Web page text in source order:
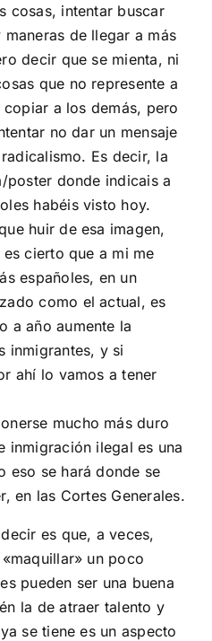
cosas, intentar buscar
de llegar a más
decir que se mienta, ni
que no represente a
copiar a los demás, pero
no dar un mensaje
Es decir, la
poster donde indicais a
habéis visto hoy.
huir de esa imagen,
cierto que a mi me
españoles, en un
como el actual, es
a año aumente la
inmigrantes, y si
ahí lo vamos a tener
mucho más duro
inmigración ilegal es una
eso se hará donde se
en las Cortes Generales.
es que, a veces,
un poco
pueden ser una buena
la de atraer talento y
se tiene es un aspecto